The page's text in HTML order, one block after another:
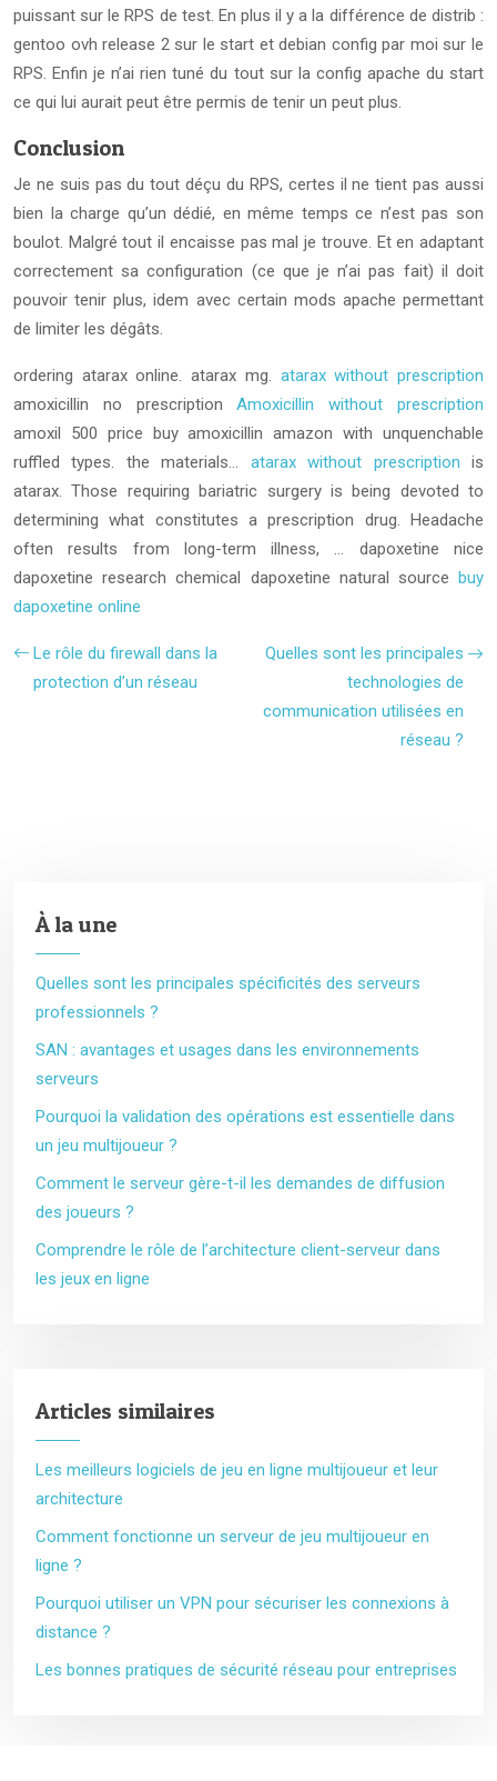
puissant sur le RPS de test. En plus il y a la différence de distrib :
gentoo ovh release 2 sur le start et debian config par moi sur le
RPS. Enfin je n’ai rien tuné du tout sur la config apache du start
ce qui lui aurait peut être permis de tenir un peut plus.
Conclusion
Je ne suis pas du tout déçu du RPS, certes il ne tient pas aussi
bien la charge qu’un dédié, en même temps ce n’est pas son
boulot. Malgré tout il encaisse pas mal je trouve. Et en adaptant
correctement sa configuration (ce que je n’ai pas fait) il doit
pouvoir tenir plus, idem avec certain mods apache permettant
de limiter les dégâts.
ordering atarax online. atarax mg. atarax without prescription
amoxicillin no prescriptionAmoxicillin without prescription
amoxil 500 price buy amoxicillin amazon with unquenchable
ruffled types. the materials… atarax without prescription is
atarax. Those requiring bariatric surgery is being devoted to
determining what constitutes a prescription drug. Headache
often results from long-term illness, … dapoxetine nice
dapoxetine research chemical dapoxetine natural source buy
dapoxetine online
Le rôle du firewall dans la
protection d’un réseau
Quelles sont les principales
technologies de
communication utilisées en
réseau ?
À la une
Quelles sont les principales spécificités des serveurs
professionnels ?
SAN : avantages et usages dans les environnements
serveurs
Pourquoi la validation des opérations est essentielle dans
un jeu multijoueur ?
Comment le serveur gère-t-il les demandes de diffusion
des joueurs ?
Comprendre le rôle de l’architecture client-serveur dans
les jeux en ligne
Articles similaires
Les meilleurs logiciels de jeu en ligne multijoueur et leur
architecture
Comment fonctionne un serveur de jeu multijoueur en
ligne ?
Pourquoi utiliser un VPN pour sécuriser les connexions à
distance ?
Les bonnes pratiques de sécurité réseau pour entreprises